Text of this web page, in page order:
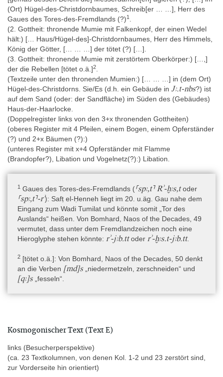
Auslandsregionen. Der Kalendertext gehört zu den
astralwissenschaftlichen Texten und enthält Informationen der
Astralmedizin (Leitz 1995), Astralmeteorologie (Lehoux 2011) und
vielleicht der Astralgeographie (Leitz 1995) und politischen
Astrologie (Quack 2010). Anders als in der heute gängigen
Astrologie ist die Komposition deskriptiv-allgemeingültig und nicht
vorhersagend gehalten und betrifft ganze Bevölkerungsgruppen
und nicht einzelne Individuen. Vielleicht ist der Naostext nur ein
Auszug aus einem viel längeren Text, in dem für jeden Dekan
oder jede Dekade das (Ein)wirken auf ein Körperteil, in der
Meteorologie, in einer (Welt)region, eventuell spezifiziert für die
verschiedenen „Lebensphasen“ der Dekanen, systematisch
aufgelistet worden waren.
- Außenseite, oben links: Kosmogonie über die Rolle des Schu
(oder des Sonnengottes?) bei der Weltschöpfung. In diesem
Zusammenhang entstehen auch die Dekansterngötter als Bas der
Schu ist, damit sie auf die Erde kommen, um ihre Aufgaben
wahrzunehmen.
- Außenseite, Bandeauinschrift in 9 Zeilen, vielleicht in der Art
einer Monographie, über den OrtJꜣ.t-nbsoderḤw.t-nbs, der ein
Bollwerk an der Ostgrenze Ägyptens ist, sowie über die dort
wohnenden 36 Dekansterngötter und ihren Tätigkeiten.
- Außenseite, auf dem Sockel links: 37 schlangenköpfige Geier
und Sterne mit zwei sehr beschädigten theologischen oder
Ritualtexten zum „Haus der Wanderdämonen“ in
- Außenseite, auf dem Sockel hinten: Götterkartuschen des
Pantheons von Șafț el-Ḥenneh und Darstellung des Tempels (?)
des Sopdu.
- Außenseite, Vorderseite: Beischriften bei der Flügelsonne sowie
Königstitulatur, ursprünglich sicherlich mit Nennung des göttlichen
(Ort) Hügel-des-Christdornbaumes, Schreib[er … …], Herr des
Gaues des Tores-des-Fremdlands (?)1 .
(2. Gottheit: thronende Mumie mit Falkenkopf, der einen Wedel
hält:) [… Haus/Hügel-des]-Christdornbaumes, Herr des Himmels,
König der Götter, [… … …] der tötet (?) […].
(3. Gottheit: thronende Mumie mit zerstörtem Oberkörper:) […,]
der die Rebellen [tötet o.ä.]2.
(Textzeile unter den thronenden Mumien:) [… … …] in (dem Ort)
Hügel-des-Christdorns. Sie/Es (d.h. ein Gebäude in Jꜣ.t-nbs?) ist
auf dem Sand (oder: der Sandfläche) im Süden des (Gebäudes)
Haus-der-Haarlocke.
(Doppelregister links von den 3+x thronenden Gottheiten)
(oberes Register mit 4 Pfeilen, einem Bogen, einem Opferständer
(?) und 2+x Bäumen (?):)
(unteres Register mit x+4 Opferständer mit Flamme
(Brandopfer?), Libation und Vogelnetz(?):) Libation.
1 Gaues des Tores-des-Fremdlands (⸢spꜣ,t⸣ Rʾ-ḫꜣs,toder
⸢spꜣ,t⸣-rʾ): Safṭ el-Ḥenneh liegt im 20. u.äg. Gau nahe dem
Eingang zum Wadi Tumilat und könnte somit „Tor des
Auslands“ heißen. Von Bomhard, Naos of the Decades, 49
vermutet, dass unter dem Fremdlandzeichen noch eine
Hieroglyphe stehen könnte: rʾ-jꜣb.ttoder rʾ-ḫꜣs.t-jꜣb.tt.
2 [tötet o.ä.]: Von Bomhard, Naos of the Decades, 50 denkt
an die Verben [md]s„niedermetzeln, zerschneiden“ und
[qꜣ]s„fesseln“.
Kosmogonischer Text (Text E)
links (Besucherperspektive)
(ca. 23 Textkolumnen, von denen Kol. 1-2 und 23 zerstört sind,
zur Vorderseite hin orientiert)